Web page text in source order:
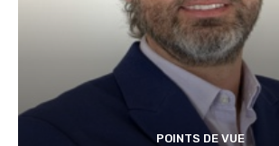
POINTS DE VUE